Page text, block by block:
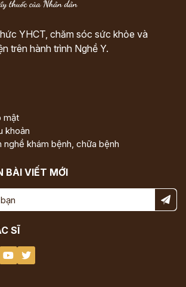
YHCT, chăm sóc sức khỏe và
trên hành trình Nghề Y.
mật
khoản
nghề khám bệnh, chữa bệnh
BÀI VIẾT MỚI
SĨ